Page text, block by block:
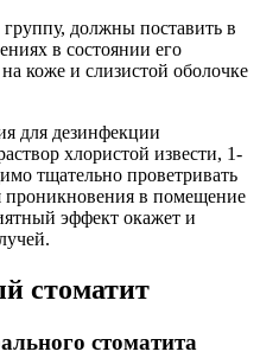
должны поставить в
в состоянии его
коже и слизистой оболочке
для дезинфекции
хлористой извести, 1-
тщательно проветривать
проникновения в помещение
эффект окажет и
стоматит
стоматита